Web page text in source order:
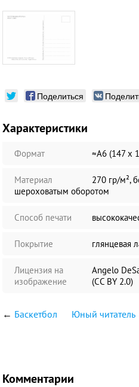
Поделиться
Характеристики
Формат ≈А6 (147 х
Материал
270 гр/м²,
шероховатым оборотом
Способ печати
Покрытие глянцевая
Лицензия на
изображение
Angelo
(CC BY 2.0)
← Баскетбол Юный читатель
Комментарии